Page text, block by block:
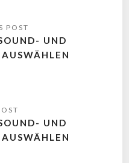
UND
UND